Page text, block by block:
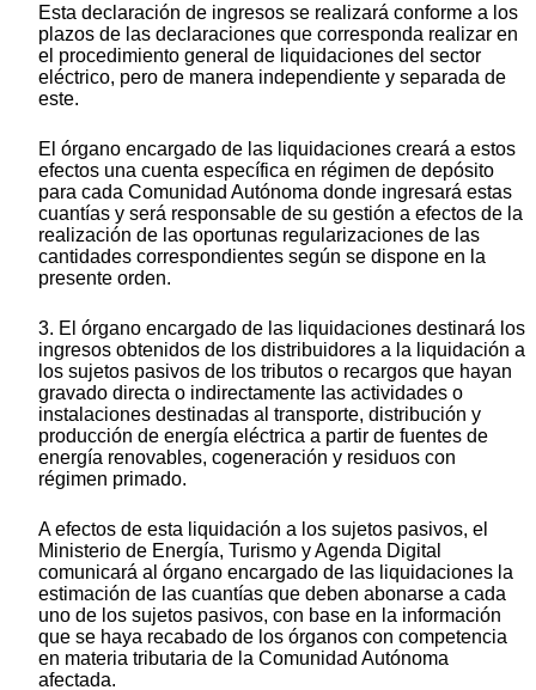
Esta declaración de ingresos se realizará conforme a los
plazos de las declaraciones que corresponda realizar en
el procedimiento general de liquidaciones del sector
eléctrico, pero de manera independiente y separada de
este.
El órgano encargado de las liquidaciones creará a estos
efectos una cuenta específica en régimen de depósito
para cada Comunidad Autónoma donde ingresará estas
cuantías y será responsable de su gestión a efectos de la
realización de las oportunas regularizaciones de las
cantidades correspondientes según se dispone en la
presente orden.
3. El órgano encargado de las liquidaciones destinará los
ingresos obtenidos de los distribuidores a la liquidación a
los sujetos pasivos de los tributos o recargos que hayan
gravado directa o indirectamente las actividades o
instalaciones destinadas al transporte, distribución y
producción de energía eléctrica a partir de fuentes de
energía renovables, cogeneración y residuos con
régimen primado.
A efectos de esta liquidación a los sujetos pasivos, el
Ministerio de Energía, Turismo y Agenda Digital
comunicará al órgano encargado de las liquidaciones la
estimación de las cuantías que deben abonarse a cada
uno de los sujetos pasivos, con base en la información
que se haya recabado de los órganos con competencia
en materia tributaria de la Comunidad Autónoma
afectada.